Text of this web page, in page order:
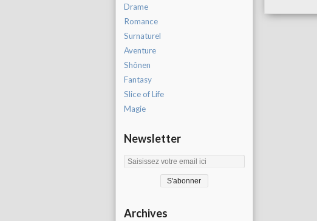
Drame
Romance
Surnaturel
Aventure
Shônen
Fantasy
Slice of Life
Magie
Newsletter
Archives